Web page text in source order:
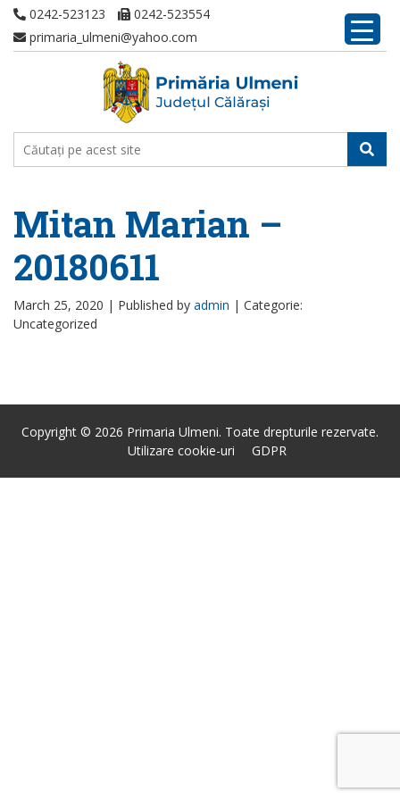
0242-523123
0242-523554
primaria_ulmeni@yahoo.com
Mitan Marian –
20180611
March 25, 2020 | Published by admin | Categorie:
Uncategorized
Copyright © 2026 Primaria Ulmeni. Toate drepturile rezervate.
Utilizare cookie-uri
GDPR